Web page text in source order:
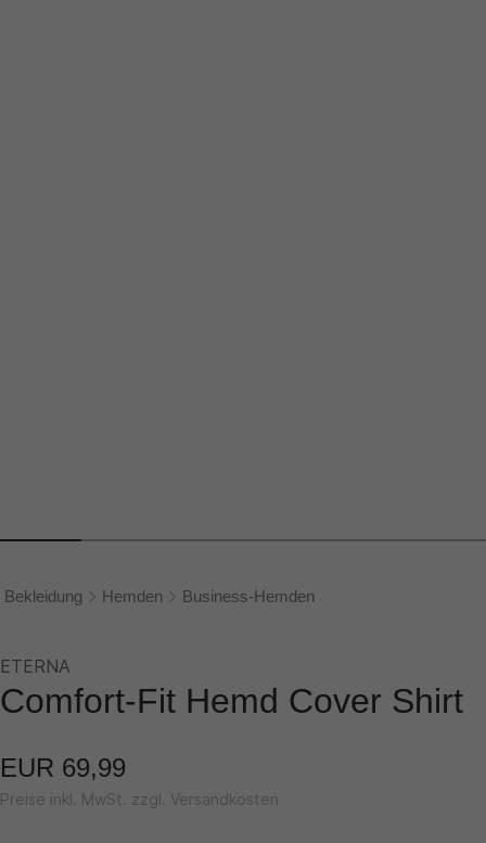
Bekleidung Hemden Business-Hemden
ETERNA
Comfort-Fit Hemd Cover Shirt
EUR 69,99
Preise inkl. MwSt. zzgl. Versandkosten